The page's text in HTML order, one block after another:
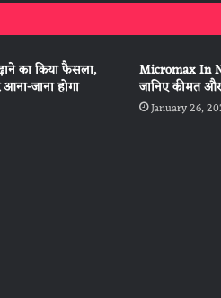
का किया फैसला,
आना-जाना होगा
Micromax In
जानिए कीमत
January 26,